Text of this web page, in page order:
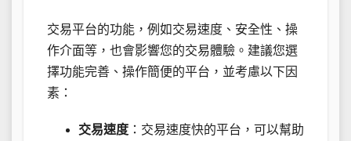
交易平台的功能，例如交易速度、安全性、操
作介面等，也會影響您的交易體驗。建議您選
擇功能完善、操作簡便的平台，並考慮以下因
素：
交易速度 ：交易速度快的平台，可以幫助